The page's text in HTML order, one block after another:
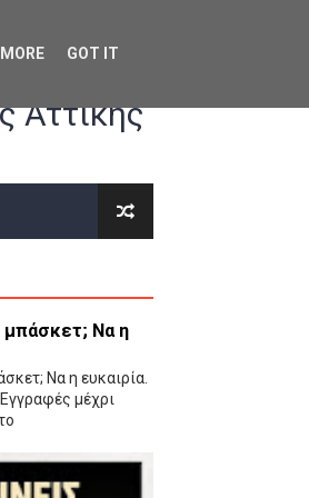
ΕΓΓΡΑΦΩΝ-ΜΕΤΑΓΡΑΦΩΝ ΤΗΣ
Αττικής
μπάσκετ; Να η
Να η ευκαιρία.
μέχρι
GOT IT